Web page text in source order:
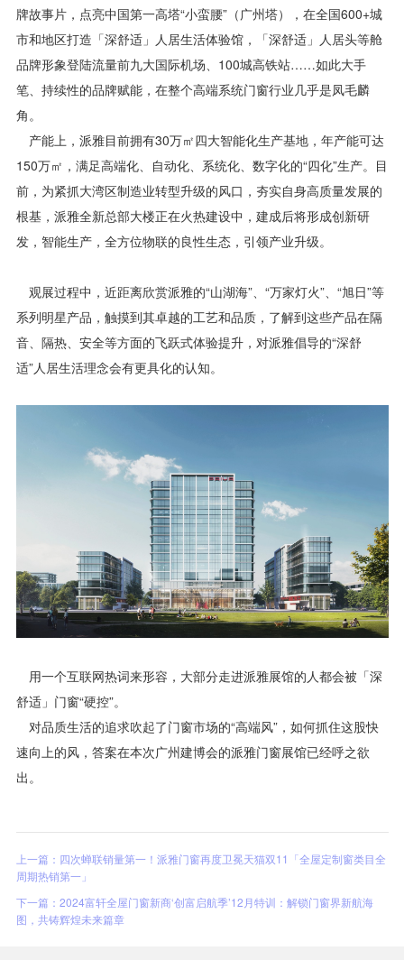
牌故事片，点亮中国第一高塔“小蛮腰”（广州塔），在全国600+城
市和地区打造「深舒适」人居生活体验馆，「深舒适」人居头等舱
品牌形象登陆流量前九大国际机场、100城高铁站……如此大手
笔、持续性的品牌赋能，在整个高端系统门窗行业几乎是凤毛麟
角。
产能上，派雅目前拥有30万㎡四大智能化生产基地，年产能可达
150万㎡，满足高端化、自动化、系统化、数字化的“四化”生产。目
前，为紧抓大湾区制造业转型升级的风口，夯实自身高质量发展的
根基，派雅全新总部大楼正在火热建设中，建成后将形成创新研
发，智能生产，全方位物联的良性生态，引领产业升级。
观展过程中，近距离欣赏派雅的“山湖海”、“万家灯火”、“旭日”等
系列明星产品，触摸到其卓越的工艺和品质，了解到这些产品在隔
音、隔热、安全等方面的飞跃式体验提升，对派雅倡导的“深舒
适”人居生活理念会有更具化的认知。
用一个互联网热词来形容，大部分走进派雅展馆的人都会被「深
舒适」门窗“硬控”。
对品质生活的追求吹起了门窗市场的“高端风”，如何抓住这股快
速向上的风，答案在本次广州建博会的派雅门窗展馆已经呼之欲
出。
上一篇：四次蝉联销量第一！派雅门窗再度卫冕天猫双11「全屋定制窗类目全
周期热销第一」
下一篇：2024富轩全屋门窗新商‘创富启航季’12月特训：解锁门窗界新航海
图，共铸辉煌未来篇章